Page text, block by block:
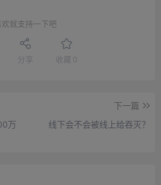
欢就支持一下吧
分享 收藏 0
万
下一篇
线下会不会被线上给吞灭？